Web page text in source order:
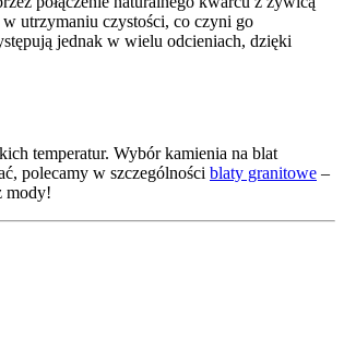
utrzymaniu czystości, co czyni go
jednak w wielu odcieniach, dzięki
temperatur. Wybór kamienia na blat
polecamy w szczególności blaty granitowe –
mody!